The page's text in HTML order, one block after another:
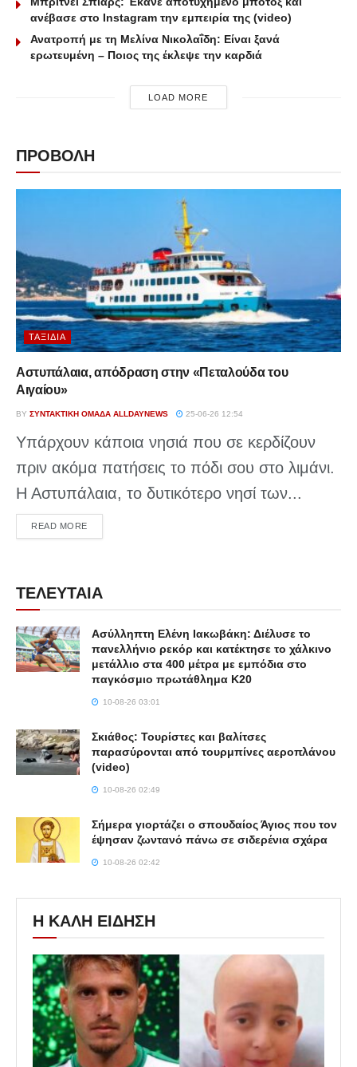
ανέβασε στο Instagram την εμπειρία της (video)
Ανατροπή με τη Μελίνα Νικολαΐδη: Είναι ξανά
ερωτευμένη – Ποιος της έκλεψε την καρδιά
LOAD MORE
ΠΡΟΒΟΛΗ
ΤΑΞΊΔΙΑ
Αστυπάλαια, απόδραση στην «Πεταλούδα του
Αιγαίου»
BY ΣΥΝΤΑΚΤΙΚΉ ΟΜΆΔΑ ALLDAYNEWS 25-06-26 12:54
Υπάρχουν κάποια νησιά που σε κερδίζουν
πριν ακόμα πατήσεις το πόδι σου στο λιμάνι.
Η Αστυπάλαια, το δυτικότερο νησί των...
READ MOREDETAILS
ΤΕΛΕΥΤΑΙΑ
Ασύλληπτη Ελένη Ιακωβάκη: Διέλυσε το
πανελλήνιο ρεκόρ και κατέκτησε το χάλκινο
μετάλλιο στα 400 μέτρα με εμπόδια στο
παγκόσμιο πρωτάθλημα Κ20
10-08-26 03:01
Σκιάθος: Τουρίστες και βαλίτσες
παρασύρονται από τουρμπίνες αεροπλάνου
(video)
10-08-26 02:49
Σήμερα γιορτάζει ο σπουδαίος Άγιος που τον
έψησαν ζωντανό πάνω σε σιδερένια σχάρα
10-08-26 02:42
Η ΚΑΛΗ ΕΙΔΗΣΗ